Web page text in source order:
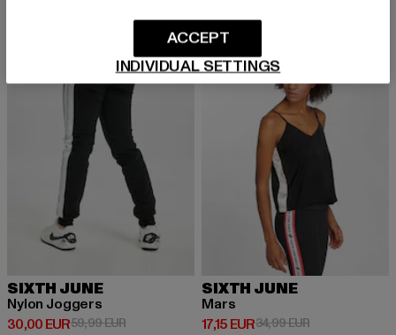
SIXTH JUNE
Nylon Joggers
30,00 EUR
Derzeitiger Preis: 30,00 EUR
59,99 EURAktionspreis: 59,99 EUR
-51%
SIXTH JUNE
Mars
17,15 EUR
Derzeitiger Preis: 17,15 EUR
34,99 EURAktionspreis:
INDIVIDUAL SETTINGS
ACCEPT